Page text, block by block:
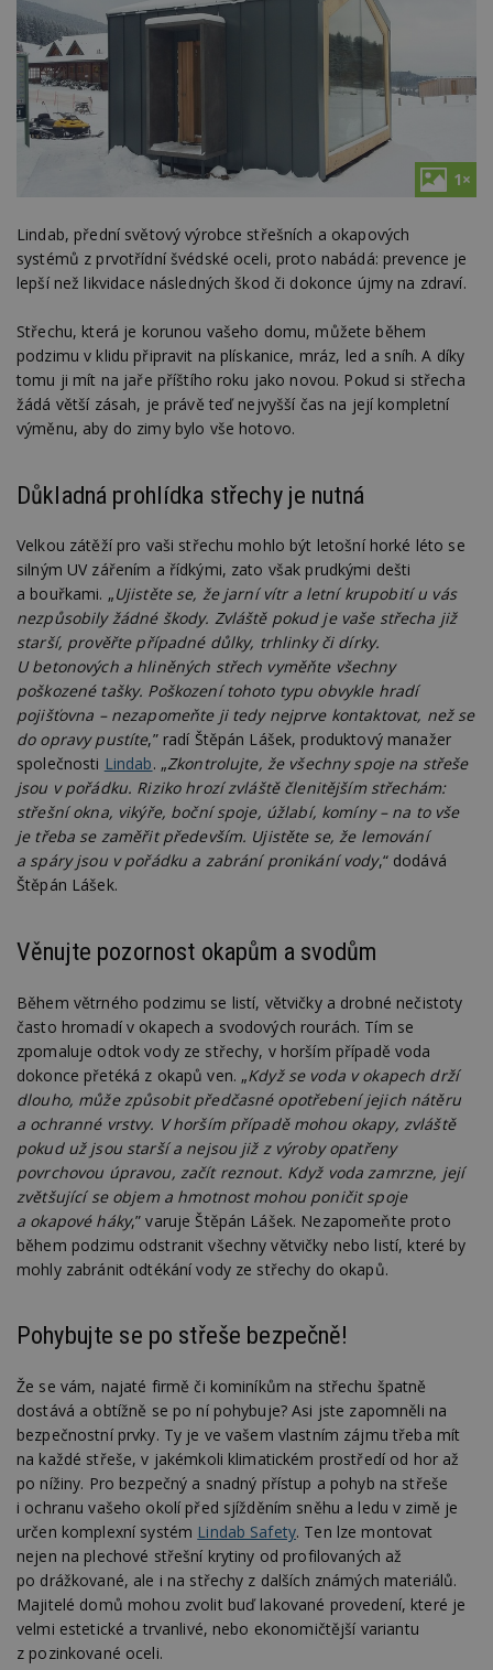
1×
Lindab, přední světový výrobce střešních a okapových
systémů z prvotřídní švédské oceli, proto nabádá: prevence je
lepší než likvidace následných škod či dokonce újmy na zdraví.
Střechu, která je korunou vašeho domu, můžete během
podzimu v klidu připravit na plískanice, mráz, led a sníh. A díky
tomu ji mít na jaře příštího roku jako novou. Pokud si střecha
žádá větší zásah, je právě teď nejvyšší čas na její kompletní
výměnu, aby do zimy bylo vše hotovo.
Důkladná prohlídka střechy je nutná
Velkou zátěží pro vaši střechu mohlo být letošní horké léto se
silným UV zářením a řídkými, zato však prudkými dešti
a bouřkami. „Ujistěte se, že jarní vítr a letní krupobití u vás
nezpůsobily žádné škody. Zvláště pokud je vaše střecha již
starší, prověřte případné důlky, trhlinky či dírky.
U betonových a hliněných střech vyměňte všechny
poškozené tašky. Poškození tohoto typu obvykle hradí
pojišťovna – nezapomeňte ji tedy nejprve kontaktovat, než se
do opravy pustíte,” radí Štěpán Lášek, produktový manažer
společnosti Lindab. „Zkontrolujte, že všechny spoje na střeše
jsou v pořádku. Riziko hrozí zvláště členitějším střechám:
střešní okna, vikýře, boční spoje, úžlabí, komíny – na to vše
je třeba se zaměřit především. Ujistěte se, že lemování
a spáry jsou v pořádku a zabrání pronikání vody,“ dodává
Štěpán Lášek.
Věnujte pozornost okapům a svodům
Během větrného podzimu se listí, větvičky a drobné nečistoty
často hromadí v okapech a svodových rourách. Tím se
zpomaluje odtok vody ze střechy, v horším případě voda
dokonce přetéká z okapů ven. „Když se voda v okapech drží
dlouho, může způsobit předčasné opotřebení jejich nátěru
a ochranné vrstvy. V horším případě mohou okapy, zvláště
pokud už jsou starší a nejsou již z výroby opatřeny
povrchovou úpravou, začít reznout. Když voda zamrzne, její
zvětšující se objem a hmotnost mohou poničit spoje
a okapové háky,” varuje Štěpán Lášek. Nezapomeňte proto
během podzimu odstranit všechny větvičky nebo listí, které by
mohly zabránit odtékání vody ze střechy do okapů.
Pohybujte se po střeše bezpečně!
Že se vám, najaté firmě či kominíkům na střechu špatně
dostává a obtížně se po ní pohybuje? Asi jste zapomněli na
bezpečnostní prvky. Ty je ve vašem vlastním zájmu třeba mít
na každé střeše, v jakémkoli klimatickém prostředí od hor až
po nížiny. Pro bezpečný a snadný přístup a pohyb na střeše
i ochranu vašeho okolí před sjížděním sněhu a ledu v zimě je
určen komplexní systém Lindab Safety. Ten lze montovat
nejen na plechové střešní krytiny od profilovaných až
po drážkované, ale i na střechy z dalších známých materiálů.
Majitelé domů mohou zvolit buď lakované provedení, které je
velmi estetické a trvanlivé, nebo ekonomičtější variantu
z pozinkované oceli.